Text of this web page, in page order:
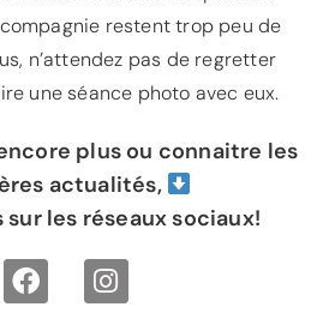
restent trop peu de
n’attendez pas de regretter
une séance photo avec eux.
plus ou connaitre les
actualités,
les réseaux sociaux!